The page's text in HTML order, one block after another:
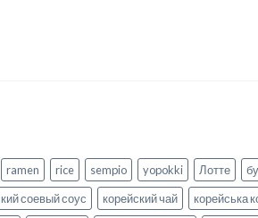
ramen rice sempio yopokki Лотте
соевый соус корейский чай корейська